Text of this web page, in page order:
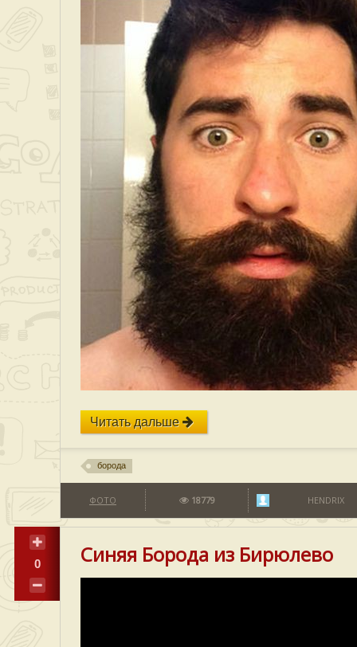
Читать дальше
борода
ФОТО 18779 HENDRIX
0 Синяя Борода из Бирюлево